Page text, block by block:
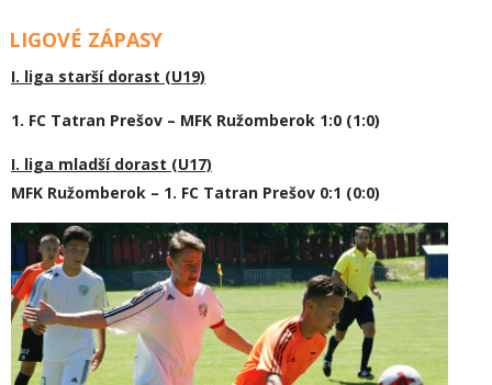
LIGOVÉ ZÁPASY
I. liga starší dorast (U19)
1. FC Tatran Prešov – MFK Ružomberok 1:0 (1:0)
I. liga mladší dorast (U17)
MFK Ružomberok – 1. FC Tatran Prešov 0:1 (0:0)